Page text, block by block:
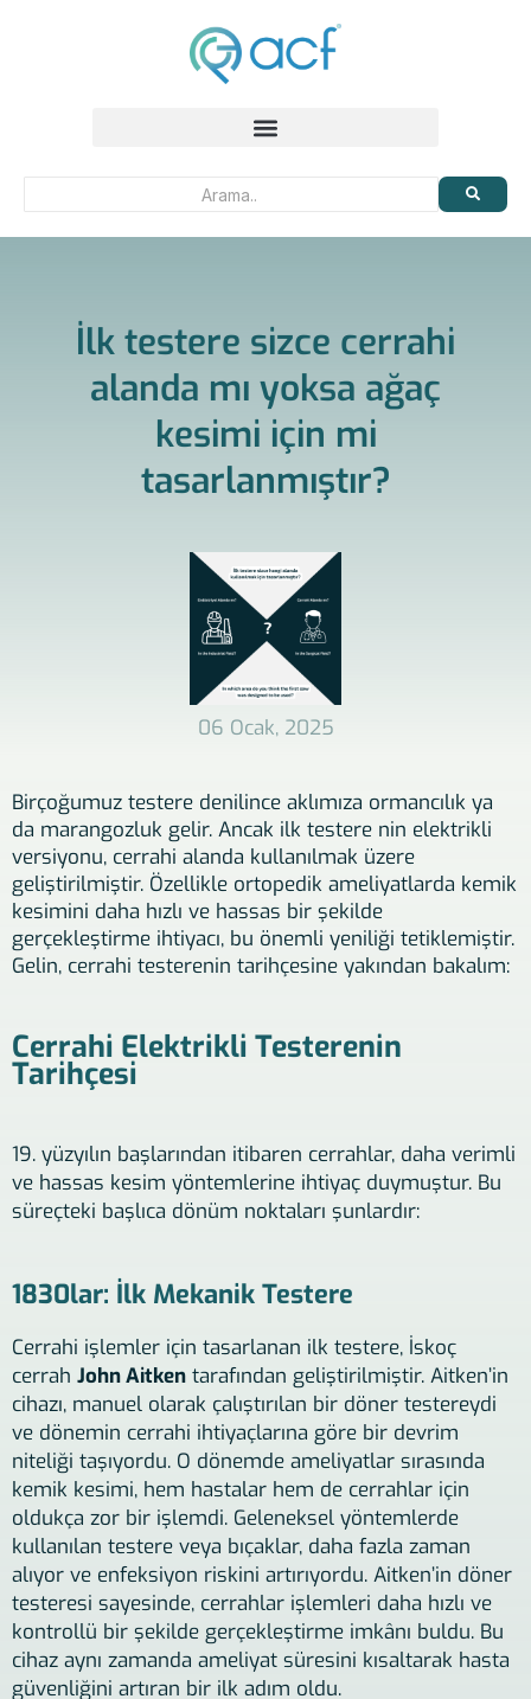
İlk testere sizce cerrahi
alanda mı yoksa ağaç
kesimi için mi
tasarlanmıştır?
06 Ocak, 2025
Birçoğumuz testere denilince aklımıza ormancılık ya
da marangozluk gelir. Ancak ilk testere nin elektrikli
versiyonu, cerrahi alanda kullanılmak üzere
geliştirilmiştir. Özellikle ortopedik ameliyatlarda kemik
kesimini daha hızlı ve hassas bir şekilde
gerçekleştirme ihtiyacı, bu önemli yeniliği tetiklemiştir.
Gelin, cerrahi testerenin tarihçesine yakından bakalım:
Cerrahi Elektrikli Testerenin
Tarihçesi
19. yüzyılın başlarından itibaren cerrahlar, daha verimli
ve hassas kesim yöntemlerine ihtiyaç duymuştur. Bu
süreçteki başlıca dönüm noktaları şunlardır:
1830lar: İlk Mekanik Testere
Cerrahi işlemler için tasarlanan ilk testere, İskoç
cerrah John Aitken tarafından geliştirilmiştir. Aitken’in
cihazı, manuel olarak çalıştırılan bir döner testereydi
ve dönemin cerrahi ihtiyaçlarına göre bir devrim
niteliği taşıyordu. O dönemde ameliyatlar sırasında
kemik kesimi, hem hastalar hem de cerrahlar için
oldukça zor bir işlemdi. Geleneksel yöntemlerde
kullanılan testere veya bıçaklar, daha fazla zaman
alıyor ve enfeksiyon riskini artırıyordu. Aitken’in döner
testeresi sayesinde, cerrahlar işlemleri daha hızlı ve
kontrollü bir şekilde gerçekleştirme imkânı buldu. Bu
cihaz aynı zamanda ameliyat süresini kısaltarak hasta
güvenliğini artıran bir ilk adım oldu.